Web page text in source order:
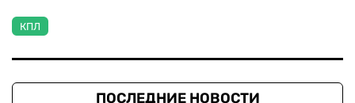
КПЛ
ПОСЛЕДНИЕ НОВОСТИ